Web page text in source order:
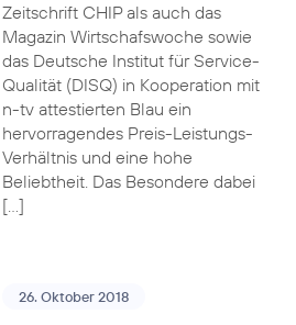
Zeitschrift CHIP als auch das
Magazin Wirtschafswoche sowie
das Deutsche Institut für Service-
Qualität (DISQ) in Kooperation mit
n-tv attestierten Blau ein
hervorragendes Preis-Leistungs-
Verhältnis und eine hohe
Beliebtheit. Das Besondere dabei
[…]
26. Oktober 2018